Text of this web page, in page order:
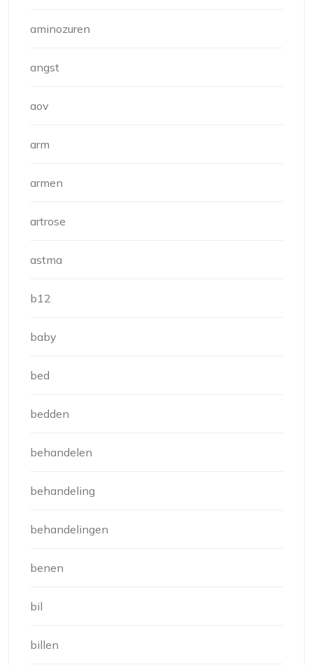
aminozuren
angst
aov
arm
armen
artrose
astma
b12
baby
bed
bedden
behandelen
behandeling
behandelingen
benen
bil
billen